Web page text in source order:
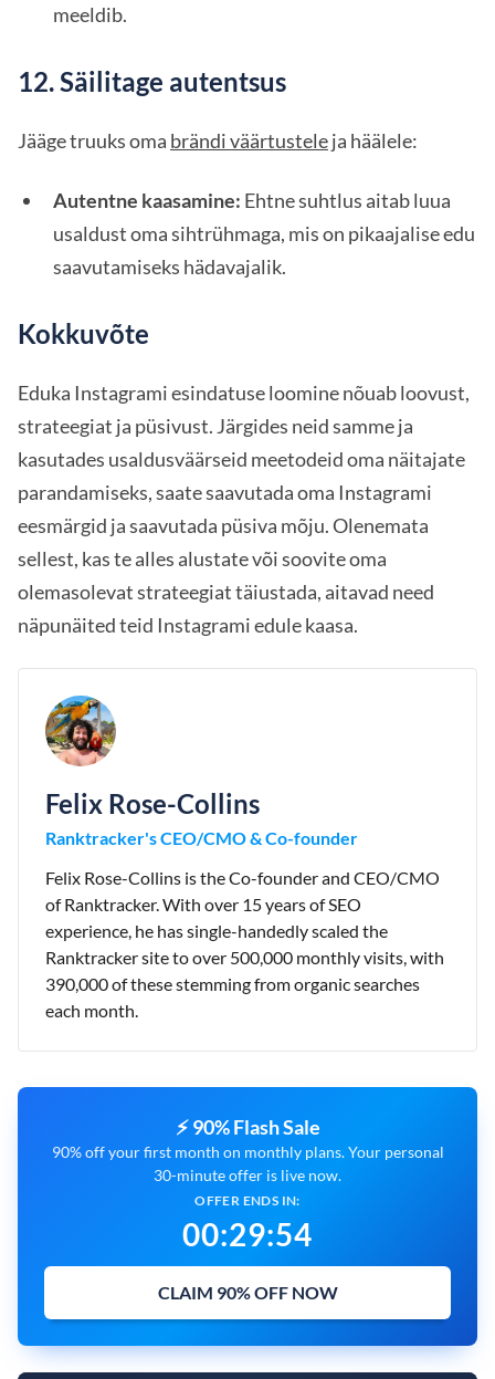
meeldib.
12. Säilitage autentsus
Jääge truuks oma brändi väärtusteleja häälele:
Autentne kaasamine: Ehtne suhtlus aitab luua
usaldust oma sihtrühmaga, mis on pikaajalise edu
saavutamiseks hädavajalik.
Kokkuvõte
Eduka Instagrami esindatuse loomine nõuab loovust,
strateegiat ja püsivust. Järgides neid samme ja
kasutades usaldusväärseid meetodeid oma näitajate
parandamiseks, saate saavutada oma Instagrami
eesmärgid ja saavutada püsiva mõju. Olenemata
sellest, kas te alles alustate või soovite oma
olemasolevat strateegiat täiustada, aitavad need
näpunäited teid Instagrami edule kaasa.
Felix Rose-Collins
Ranktracker's CEO/CMO & Co-founder
Felix Rose-Collins is the Co-founder and CEO/CMO
of Ranktracker. With over 15 years of SEO
experience, he has single-handedly scaled the
Ranktracker site to over 500,000 monthly visits, with
390,000 of these stemming from organic searches
each month.
⚡ 90% Flash Sale
90% off your first month on monthly plans. Your personal
30-minute offer is live now.
OFFER ENDS IN:
00:29:53
CLAIM 90% OFF NOW